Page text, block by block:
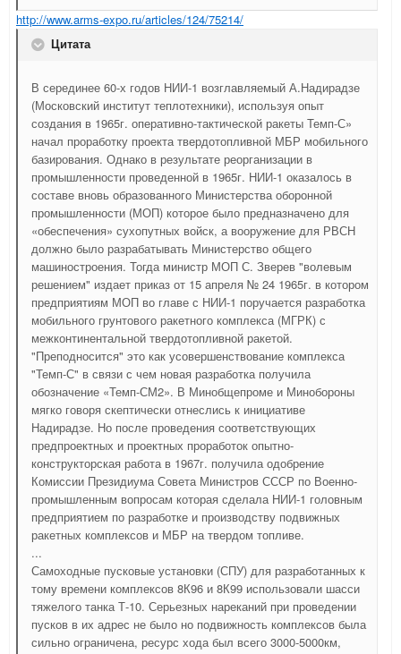
http://www.arms-expo.ru/articles/124/75214/
Цитата
В серединее 60-х годов НИИ-1 возглавляемый А.Надирадзе
(Московский институт теплотехники), используя опыт
создания в 1965г. оперативно-тактической ракеты Темп-С»
начал проработку проекта твердотопливной МБР мобильного
базирования. Однако в результате реорганизации в
промышленности проведенной в 1965г. НИИ-1 оказалось в
составе вновь образованного Министерства оборонной
промышленности (МОП) которое было предназначено для
«обеспечения» сухопутных войск, а вооружение для РВСН
должно было разрабатывать Министерство общего
машиностроения. Тогда министр МОП С. Зверев "волевым
решением" издает приказ от 15 апреля № 24 1965г. в котором
предприятиям МОП во главе с НИИ-1 поручается разработка
мобильного грунтового ракетного комплекса (МГРК) с
межконтинентальной твердотопливной ракетой.
"Преподносится" это как усовершенствование комплекса
"Темп-С" в связи с чем новая разработка получила
обозначение «Темп-СМ2». В Минобщепроме и Минобороны
мягко говоря скептически отнеслись к инициативе
Надирадзе. Но после проведения соответствующих
предпроектных и проектных проработок опытно-
конструкторская работа в 1967г. получила одобрение
Комиссии Президиума Совета Министров СССР по Военно-
промышленным вопросам которая сделала НИИ-1 головным
предприятием по разработке и производству подвижных
ракетных комплексов и МБР на твердом топливе.
...
Самоходные пусковые установки (СПУ) для разработанных к
тому времени комплексов 8К96 и 8К99 использовали шасси
тяжелого танка Т-10. Серьезных нареканий при проведении
пусков в их адрес не было но подвижность комплексов была
сильно ограничена, ресурс хода был всего 3000-5000км,